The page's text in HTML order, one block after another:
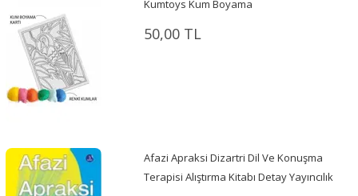
Kumtoys Kum Boyama
50,00 TL
Afazi Apraksi Dizartri Dil Ve Konuşma
Terapisi Alıştırma Kitabı Detay Yayıncılık